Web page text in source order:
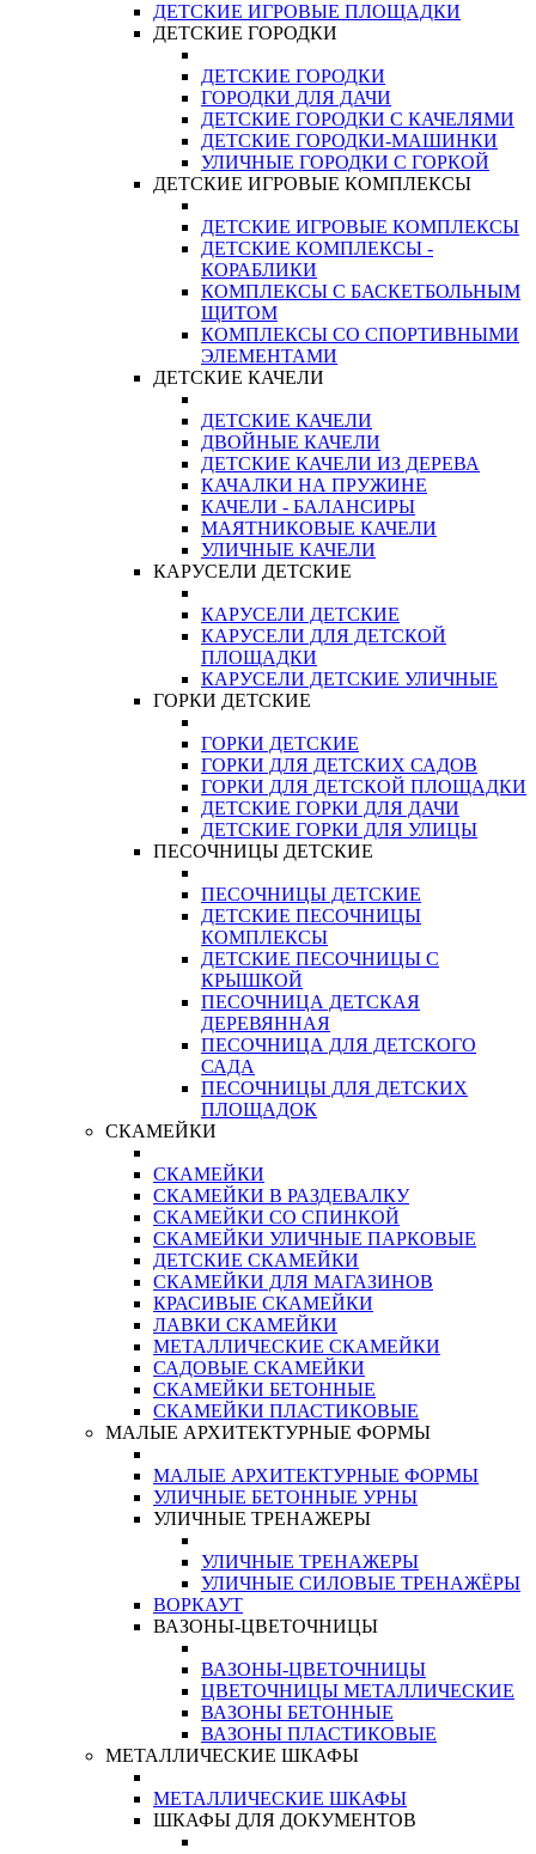
ДЕТСКИЕ ИГРОВЫЕ ПЛОЩАДКИ
ДЕТСКИЕ ГОРОДКИ
ДЕТСКИЕ ГОРОДКИ
ГОРОДКИ ДЛЯ ДАЧИ
ДЕТСКИЕ ГОРОДКИ С КАЧЕЛЯМИ
ДЕТСКИЕ ГОРОДКИ-МАШИНКИ
УЛИЧНЫЕ ГОРОДКИ С ГОРКОЙ
ДЕТСКИЕ ИГРОВЫЕ КОМПЛЕКСЫ
ДЕТСКИЕ ИГРОВЫЕ КОМПЛЕКСЫ
ДЕТСКИЕ КОМПЛЕКСЫ -
КОРАБЛИКИ
КОМПЛЕКСЫ С БАСКЕТБОЛЬНЫМ
ЩИТОМ
КОМПЛЕКСЫ СО СПОРТИВНЫМИ
ЭЛЕМЕНТАМИ
ДЕТСКИЕ КАЧЕЛИ
ДЕТСКИЕ КАЧЕЛИ
ДВОЙНЫЕ КАЧЕЛИ
ДЕТСКИЕ КАЧЕЛИ ИЗ ДЕРЕВА
КАЧАЛКИ НА ПРУЖИНЕ
КАЧЕЛИ - БАЛАНСИРЫ
МАЯТНИКОВЫЕ КАЧЕЛИ
УЛИЧНЫЕ КАЧЕЛИ
КАРУСЕЛИ ДЕТСКИЕ
КАРУСЕЛИ ДЕТСКИЕ
КАРУСЕЛИ ДЛЯ ДЕТСКОЙ
ПЛОЩАДКИ
КАРУСЕЛИ ДЕТСКИЕ УЛИЧНЫЕ
ГОРКИ ДЕТСКИЕ
ГОРКИ ДЕТСКИЕ
ГОРКИ ДЛЯ ДЕТСКИХ САДОВ
ГОРКИ ДЛЯ ДЕТСКОЙ ПЛОЩАДКИ
ДЕТСКИЕ ГОРКИ ДЛЯ ДАЧИ
ДЕТСКИЕ ГОРКИ ДЛЯ УЛИЦЫ
ПЕСОЧНИЦЫ ДЕТСКИЕ
ПЕСОЧНИЦЫ ДЕТСКИЕ
ДЕТСКИЕ ПЕСОЧНИЦЫ
КОМПЛЕКСЫ
ДЕТСКИЕ ПЕСОЧНИЦЫ С
КРЫШКОЙ
ПЕСОЧНИЦА ДЕТСКАЯ
ДЕРЕВЯННАЯ
ПЕСОЧНИЦА ДЛЯ ДЕТСКОГО
САДА
ПЕСОЧНИЦЫ ДЛЯ ДЕТСКИХ
ПЛОЩАДОК
СКАМЕЙКИ
СКАМЕЙКИ
СКАМЕЙКИ В РАЗДЕВАЛКУ
СКАМЕЙКИ СО СПИНКОЙ
СКАМЕЙКИ УЛИЧНЫЕ ПАРКОВЫЕ
ДЕТСКИЕ СКАМЕЙКИ
СКАМЕЙКИ ДЛЯ МАГАЗИНОВ
КРАСИВЫЕ СКАМЕЙКИ
ЛАВКИ СКАМЕЙКИ
МЕТАЛЛИЧЕСКИЕ СКАМЕЙКИ
САДОВЫЕ СКАМЕЙКИ
СКАМЕЙКИ БЕТОННЫЕ
СКАМЕЙКИ ПЛАСТИКОВЫЕ
МАЛЫЕ АРХИТЕКТУРНЫЕ ФОРМЫ
МАЛЫЕ АРХИТЕКТУРНЫЕ ФОРМЫ
УЛИЧНЫЕ БЕТОННЫЕ УРНЫ
УЛИЧНЫЕ ТРЕНАЖЕРЫ
УЛИЧНЫЕ ТРЕНАЖЕРЫ
УЛИЧНЫЕ СИЛОВЫЕ ТРЕНАЖЁРЫ
ВОРКАУТ
ВАЗОНЫ-ЦВЕТОЧНИЦЫ
ВАЗОНЫ-ЦВЕТОЧНИЦЫ
ЦВЕТОЧНИЦЫ МЕТАЛЛИЧЕСКИЕ
ВАЗОНЫ БЕТОННЫЕ
ВАЗОНЫ ПЛАСТИКОВЫЕ
МЕТАЛЛИЧЕСКИЕ ШКАФЫ
МЕТАЛЛИЧЕСКИЕ ШКАФЫ
ШКАФЫ ДЛЯ ДОКУМЕНТОВ